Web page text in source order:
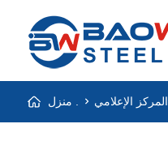
المركز الإعلامي